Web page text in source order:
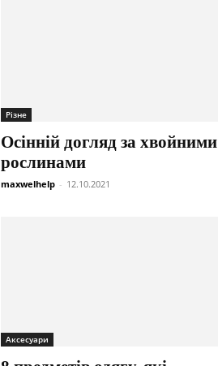
Різне
Осінній догляд за хвойними
рослинами
maxwelhelp - 12.10.2021
Аксесуари